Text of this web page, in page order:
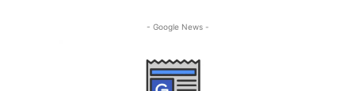
- Google News -